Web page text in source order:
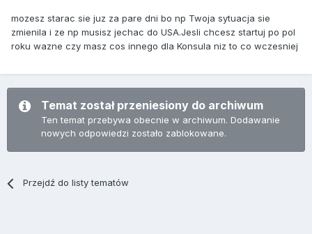
mozesz starac sie juz za pare dni bo np Twoja sytuacja sie
zmienila i ze np musisz jechac do USA.Jesli chcesz startuj po pol
roku wazne czy masz cos innego dla Konsula niz to co wczesniej
Temat został przeniesiony do archiwum
Ten temat przebywa obecnie w archiwum. Dodawanie
nowych odpowiedzi zostało zablokowane.
Przejdź do listy tematów